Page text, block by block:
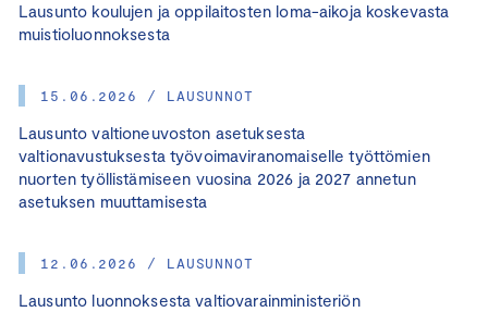
Lausunto koulujen ja oppilaitosten loma-aikoja koskevasta
muistioluonnoksesta
15.06.2026 / LAUSUNNOT
Lausunto valtioneuvoston asetuksesta
valtionavustuksesta työvoimaviranomaiselle työttömien
nuorten työllistämiseen vuosina 2026 ja 2027 annetun
asetuksen muuttamisesta
12.06.2026 / LAUSUNNOT
Lausunto luonnoksesta valtiovarainministeriön